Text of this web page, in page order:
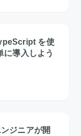
を使
導入しよう
ジニアが開